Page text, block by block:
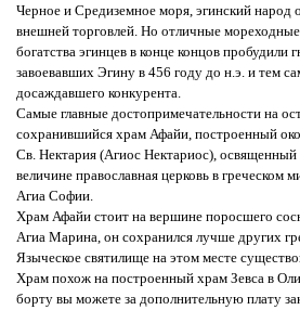
Черное и Средиземное моря, эгинский народ
внешней торговлей. Но отличные мореходные
богатства эгинцев в конце концов пробудили
завоевавших Эгину в 456 году до н.э. и тем
досаждавшего конкурента.
Самые главные достопримечательности на
сохранившийся храм Афайи, построенный
Св. Нектария (Агиос Нектариос), освященный
величине православная церковь в греческом
Агиа Софии.
Храм Афайи стоит на вершине поросшего
Агиа Марина, он сохранился лучше других
Языческое святилище на этом месте
Храм похож на построенный храм Зевса в
борту вы можете за дополнительную плату